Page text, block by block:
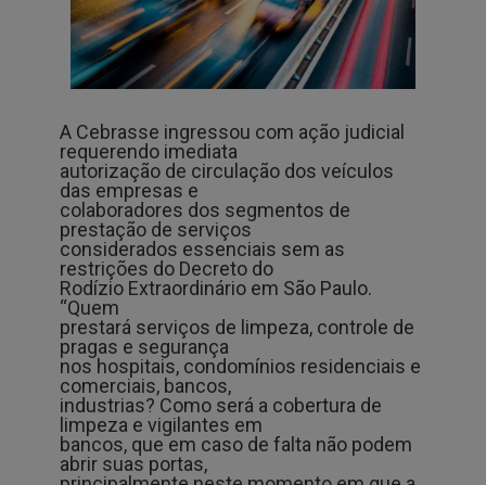
A Cebrasse ingressou com ação judicial
requerendo imediata
autorização de circulação dos veículos
das empresas e
colaboradores dos segmentos de
prestação de serviços
considerados essenciais sem as
restrições do Decreto do
Rodízio Extraordinário em São Paulo.
“Quem
prestará serviços de limpeza, controle de
pragas e segurança
nos hospitais, condomínios residenciais e
comerciais, bancos,
industrias? Como será a cobertura de
limpeza e vigilantes em
bancos, que em caso de falta não podem
abrir suas portas,